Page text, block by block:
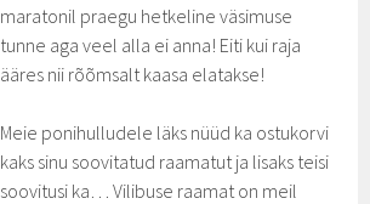
maratonil praegu hetkeline väsimuse
tunne aga veel alla ei anna! Eiti kui raja
ääres nii rõõmsalt kaasa elatakse!
Meie ponihulludele läks nüüd ka ostukorvi
kaks sinu soovitatud raamatut ja lisaks teisi
soovitusi ka… Vilibuse raamat on meil